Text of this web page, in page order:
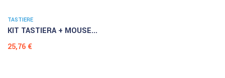
TASTIERE
KIT TASTIERA + MOUSE...
Prezzo
25,76 €